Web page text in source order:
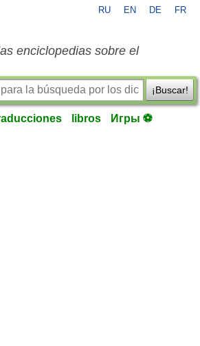
RU EN DE FR
enciclopedias sobre el
¡Buscar!
libros Игры ⚽